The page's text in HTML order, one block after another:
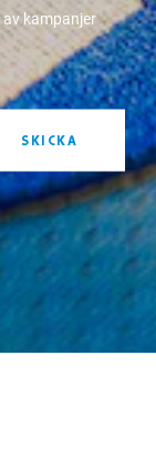
kampanjer
SKICKA